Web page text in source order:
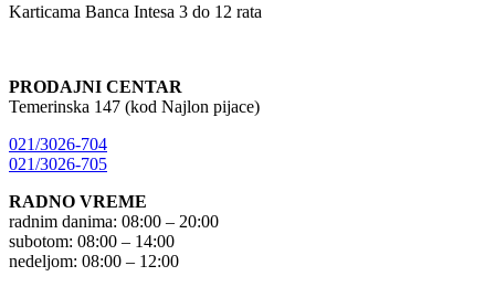
Karticama Banca Intesa 3 do 12 rata
PRODAJNI CENTAR
Temerinska 147 (kod Najlon pijace)
021/3026-704
021/3026-705
RADNO VREME
radnim danima: 08:00 – 20:00
subotom: 08:00 – 14:00
nedeljom: 08:00 – 12:00